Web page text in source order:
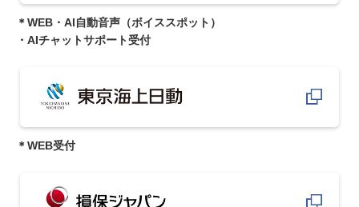
＊WEB・AI自動音声（ボイススポット）
・AIチャットサポート受付
＊WEB受付